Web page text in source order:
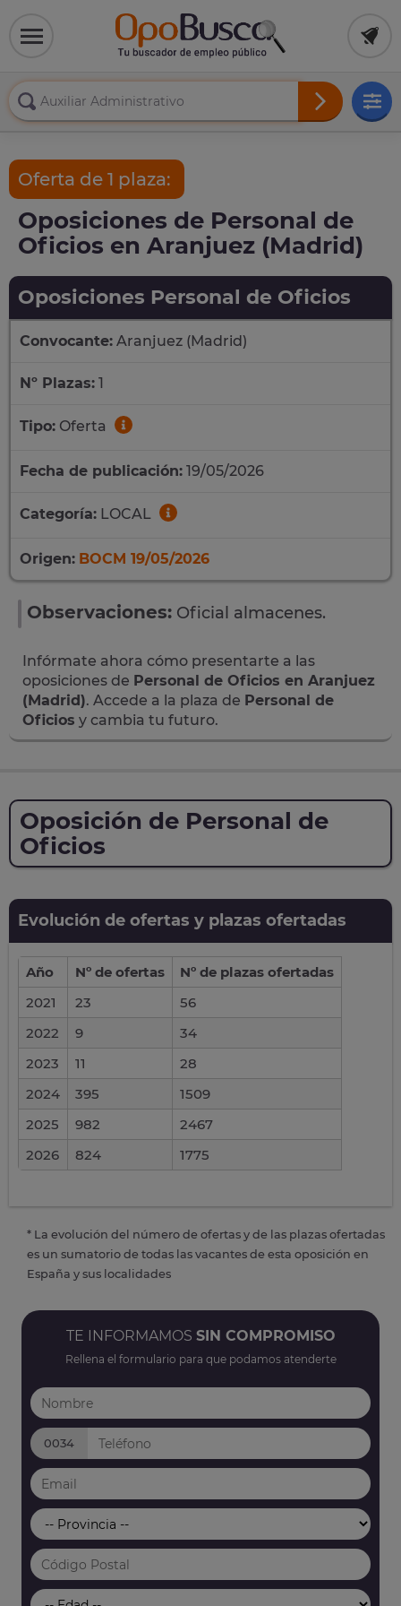
Oferta de 1 plaza:
Oposiciones de Personal de
Oficios en Aranjuez (Madrid)
Oposiciones Personal de Oficios
Convocante: Aranjuez (Madrid)
Nº Plazas: 1
Tipo: Oferta
Fecha de publicación: 19/05/2026
Categoría: LOCAL
Origen: BOCM 19/05/2026
Observaciones: Oficial almacenes.
Infórmate ahora cómo presentarte a las
oposiciones de Personal de Oficios en Aranjuez
(Madrid). Accede a la plaza de Personal de
Oficios y cambia tu futuro.
Oposición de Personal de
Oficios
Evolución de ofertas y plazas ofertadas
Año Nº de ofertas
Nº de plazas ofertadas
2021
23
56
2022
9
34
2023
11
28
2024
395
1509
2025
982
2467
2026
824 1775
* La evolución del número de ofertas y de las plazas ofertadas
es un sumatorio de todas las vacantes de esta oposición en
España y sus localidades
TE INFORMAMOS SIN COMPROMISO
Rellena el formulario para que podamos atenderte
0034